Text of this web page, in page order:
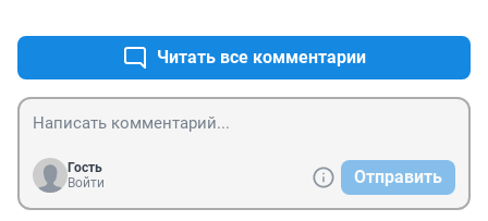
Читать все комментарии
Гость
Войти
Отправить